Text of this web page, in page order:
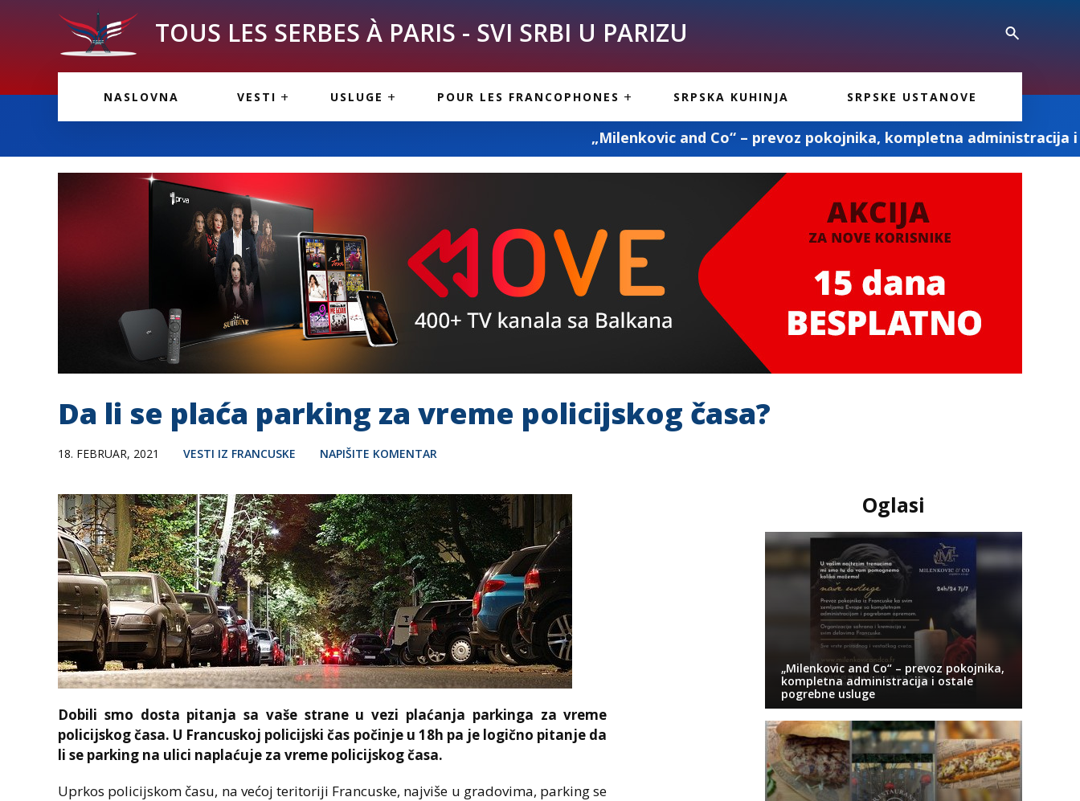
TOUS LES SERBES À PARIS - SVI SRBI U PARIZU
NASLOVNA VESTI USLUGE
INFORMACIJE
POUR LES FRANCOPHONES
PARIS
CUISINE SERBE
SRPSKA KUHINJA SRPSKE USTANOVE
„Milenkovic and Co“ – prevoz pokojnika, kompletna administracija i ostale pogrebne
Da li se plaća parking za vreme policijskog časa?
18. FEBRUAR, 2021 VESTI IZ FRANCUSKE NAPIŠITE KOMENTAR
Dobili smo dosta pitanja sa vaše strane u vezi plaćanja parkinga za vreme
policijskog časa. U Francuskoj policijski čas počinje u 18h pa je logično pitanje da
li se parking na ulici naplaćuje za vreme policijskog časa.
Uprkos policijskom času, na većoj teritoriji Francuske, najviše u gradovima, parking se
Oglasi
„Milenkovic and Co“ – prevoz pokojnika,
kompletna administracija i ostale
pogrebne usluge